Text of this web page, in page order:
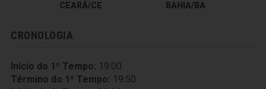
CEARÁ/CE BAHIA/BA
CRONOLOGIA
Início do 1º Tempo: 19:00
Término do 1º Tempo: 19:50